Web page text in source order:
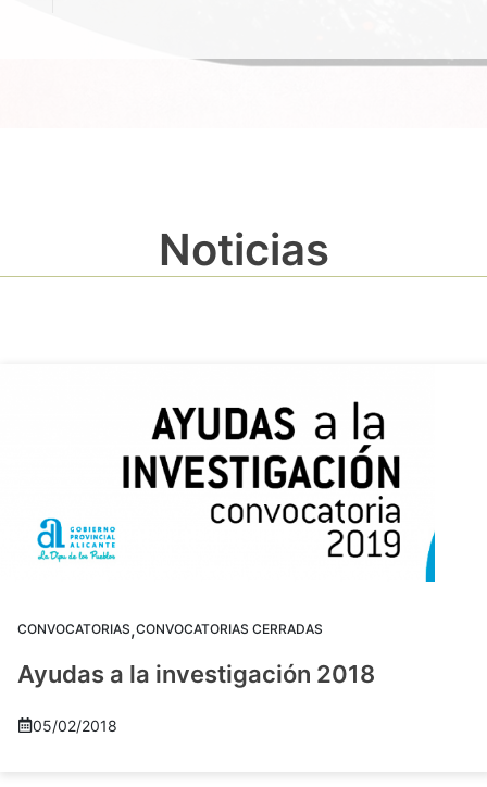
Noticias
CONVOCATORIAS,CONVOCATORIAS CERRADAS
Ayudas a la investigación 2018
05/02/2018